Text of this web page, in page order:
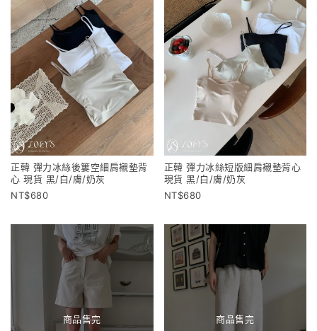
正韓 彈力冰絲後簍空細肩襯墊背
心 現貨 黑/白/膚/奶灰
680
正韓 彈力冰絲短版細肩襯墊背心
現貨 黑/白/膚/奶灰
680
商品售完 商品售完